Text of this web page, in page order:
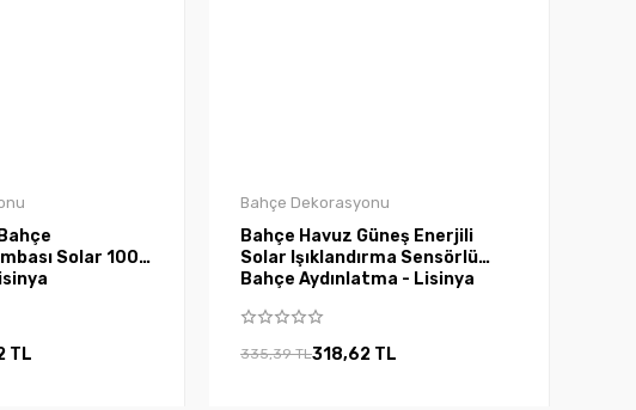
Solar 100
TL
Bahçe Dekorasyonu
Bahçe Havuz Güneş Enerjili
Solar Işıklandırma Sensörlü
Bahçe Aydınlatma - Lisinya
335,39 TL318,62 TL